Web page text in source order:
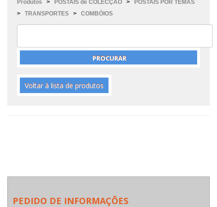
Produtos > POSTAIS de COLECÇÃO > POSTAIS POR TEMAS
> TRANSPORTES > COMBÓIOS
Voltar à lista de produtos
PEDIDO DE INFORMAÇÕES